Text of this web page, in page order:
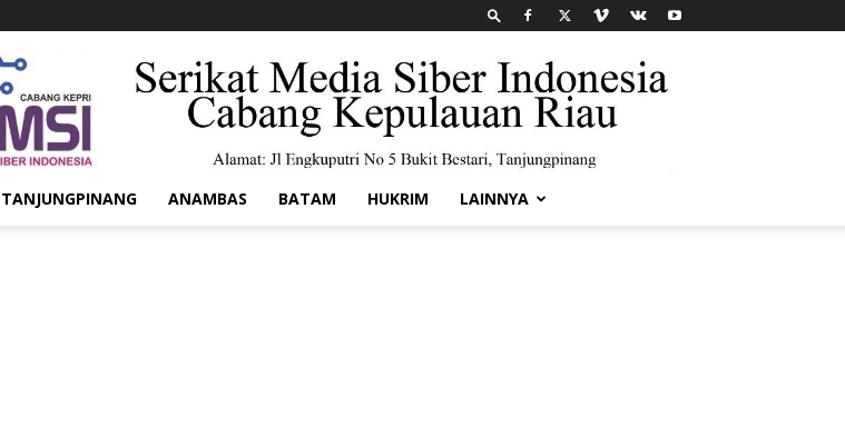
TANJUNGPINANG ANAMBAS BATAM HUKRIM LAINNYA